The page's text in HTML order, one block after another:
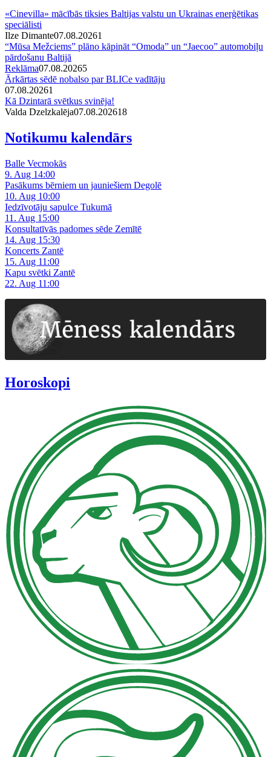
«Cinevilla» mācībās tiksies Baltijas valstu un Ukrainas enerģētikas
speciālisti
Ilze Dimante07.08.20261
“Mūsa Mežciems” plāno kāpināt “Omoda” un “Jaecoo” automobiļu
pārdošanu Baltijā
Reklāma07.08.20265
Ārkārtas sēdē nobalso par BLICe vadītāju
07.08.20261
Kā Dzintarā svētkus svinēja!
Valda Dzelzkalēja07.08.202618
Notikumu kalendārs
Balle Vecmokās
9. Aug 14:00
Pasākums bērniem un jauniešiem Degolē
10. Aug 10:00
Iedzīvotāju sapulce Tukumā
11. Aug 15:00
Konsultatīvās padomes sēde Zemītē
14. Aug 15:30
Koncerts Zantē
15. Aug 11:00
Kapu svētki Zantē
22. Aug 11:00
Horoskopi